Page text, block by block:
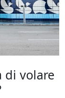
di volare